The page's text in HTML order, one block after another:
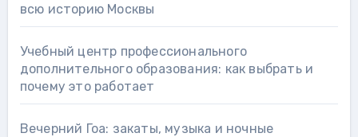
всю историю Москвы
Учебный центр профессионального
дополнительного образования: как выбрать и
почему это работает
Вечерний Гоа: закаты, музыка и ночные